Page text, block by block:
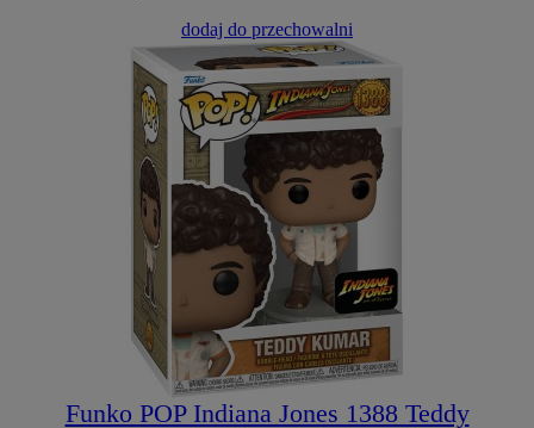
dodaj do przechowalni
Funko POP Indiana Jones 1388 Teddy